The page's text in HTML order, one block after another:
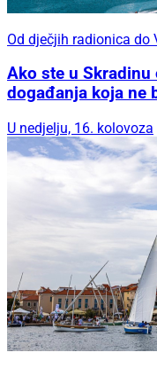
Od dječjih radionica do
Ako ste u
događanja koja ne
U nedjelju, 16. kolovoza